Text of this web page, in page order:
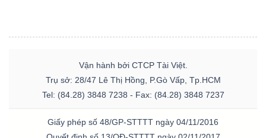
Vận hành bởi CTCP Tài Việt.
Trụ sở: 28/47 Lê Thị Hồng, P.Gò Vấp, Tp.HCM
Tel: (84.28) 3848 7238 - Fax: (84.28) 3848 7237
Giấy phép số 48/GP-STTTT ngày 04/11/2016